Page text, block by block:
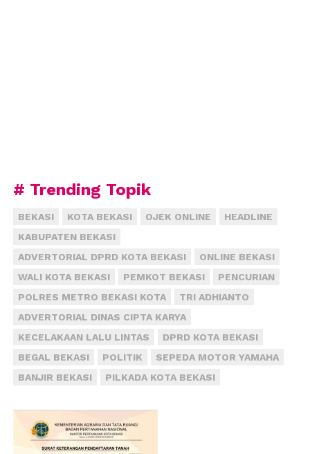
# Trending Topik
BEKASI KOTA BEKASI OJEK ONLINE
HEADLINE
KABUPATEN BEKASI
ADVERTORIAL DPRD KOTA BEKASI
ONLINE BEKASI
WALI KOTA BEKASI
PEMKOT BEKASI
PENCURIAN
POLRES METRO BEKASI KOTA
TRI ADHIANTO
ADVERTORIAL DINAS CIPTA KARYA
KECELAKAAN LALU LINTAS
DPRD KOTA BEKASI
BEGAL BEKASI
POLITIK
SEPEDA MOTOR YAMAHA
BANJIR BEKASI
PILKADA KOTA BEKASI